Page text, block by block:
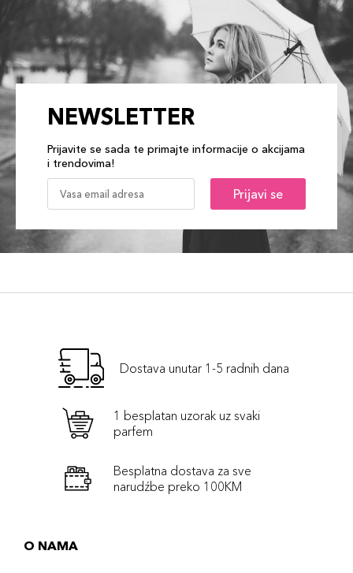
NEWSLETTER
Prijavite se sada te primajte informacije o akcijama
i trendovima!
Prijavi se
Dostava unutar 1-5 radnih dana
1 besplatan uzorak uz svaki
parfem
Besplatna dostava za sve
narudźbe preko 100KM
O NAMA